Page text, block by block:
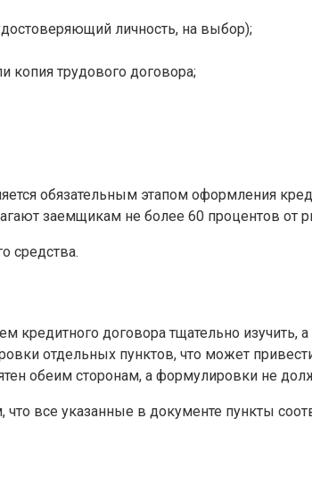
личность, на выбор);
копия трудового договора;
обязательным этапом оформления
заемщикам не более 60 процентов от
средства.
кредитного договора тщательно
отдельных пунктов, что может
обеим сторонам, а формулировки не
все указанные в документе пункты